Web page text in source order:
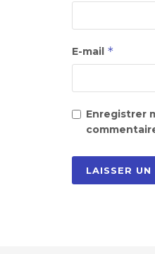
E-mail *
Enregistrer